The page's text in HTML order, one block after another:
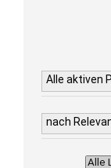
Alle aktiven
nach